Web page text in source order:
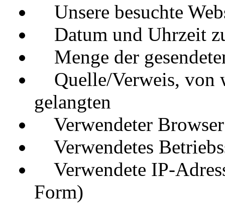
Unsere besuchte
Datum und Uhrzeit
Menge der
Quelle/Verweis, von
gelangten
Verwendeter Browser
Verwendetes
Verwendete IP-
Form)